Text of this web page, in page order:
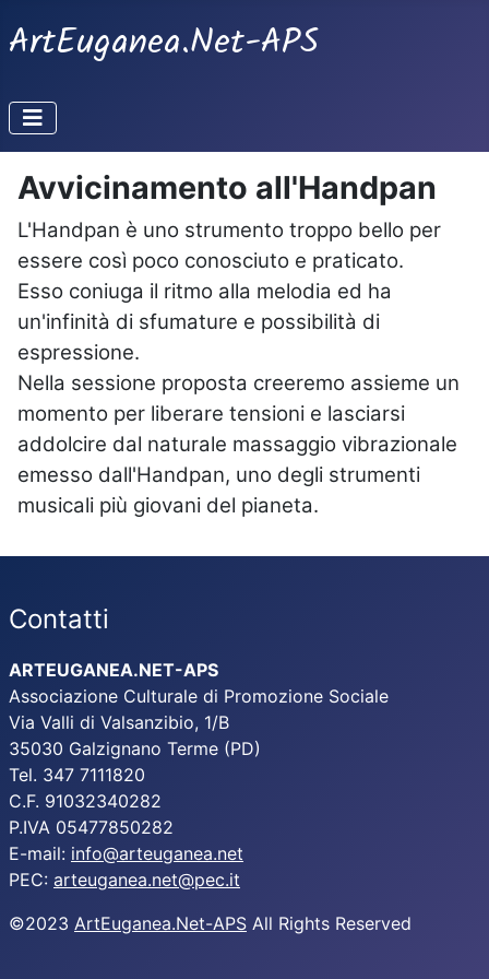
ArtEuganea.Net-APS
Avvicinamento all'Handpan
L'Handpan è uno strumento troppo bello per
essere così poco conosciuto e praticato.
Esso coniuga il ritmo alla melodia ed ha
un'infinità di sfumature e possibilità di
espressione.
Nella sessione proposta creeremo assieme un
momento per liberare tensioni e lasciarsi
addolcire dal naturale massaggio vibrazionale
emesso dall'Handpan, uno degli strumenti
musicali più giovani del pianeta.
Contatti
ARTEUGANEA.NET-APS
Associazione Culturale di Promozione Sociale
Via Valli di Valsanzibio, 1/B
35030 Galzignano Terme (PD)
Tel. 347 7111820
C.F. 91032340282
P.IVA 05477850282
E-mail: info@arteuganea.net
PEC: arteuganea.net@pec.it
©2023 ArtEuganea.Net-APS All Rights Reserved